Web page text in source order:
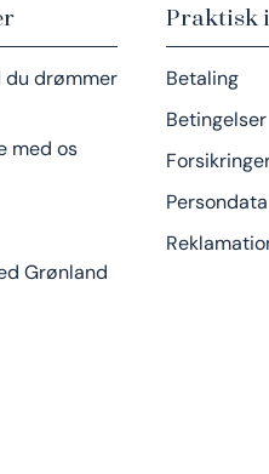
drømmer
med os
Grønland
Praktisk
Betaling
Betingelser